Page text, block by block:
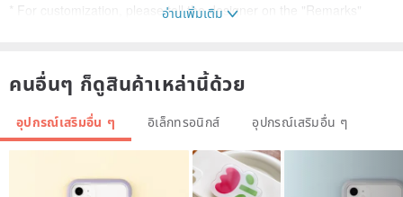
* For customization, please tell the designer on the "Remarks"
below)
2. Hot stamping color (gold, silver, rose gold)
3. You want to bronzing and embossing names or words (for the
time being, only English fonts and numbers are provided, and there
is no Chinese bronzing service)
อ่านเพิ่มเติม
คนอื่นๆ ก็ดูสินค้าเหล่านี้ด้วย
อุปกรณ์เสริมอื่น ๆ อิเล็กทรอนิกส์ อุปกรณ์เสริมอื่น ๆ